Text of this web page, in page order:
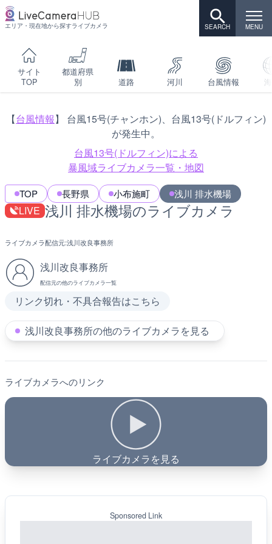
エリア・現在地から探すライブカメラ
サイト
TOP
都道府県
別
道路 河川 台風情報
【台風情報】 台風15号(チャンホン)、台風13号(ドルフィン)
が発生中。
台風13号(ドルフィン)による
暴風域ライブカメラ一覧・地図
TOP 長野県 小布施町 浅川 排水機場
LIVE 浅川 排水機場のライブカメラ
ライブカメラ配信元:浅川改良事務所
浅川改良事務所
配信元の他のライブカメラ一覧
リンク切れ・不具合報告はこちら
浅川改良事務所の他のライブカメラを見る
ライブカメラへのリンク
ライブカメラを見る
Sponsored Link